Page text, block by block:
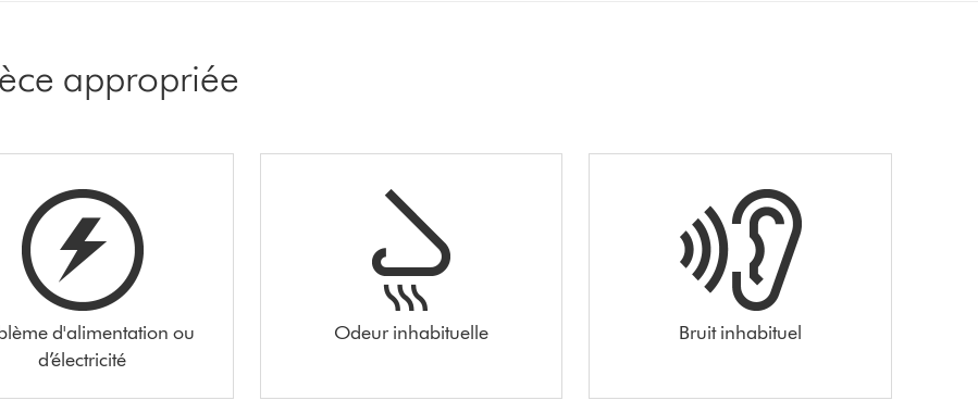
appropriée
d'alimentation ou
d’électricité
Odeur inhabituelle Bruit inhabituel